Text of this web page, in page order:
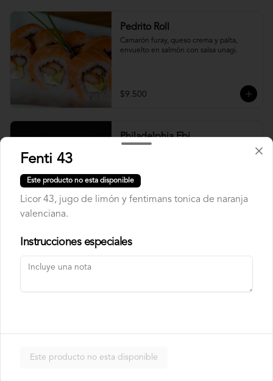
Pedrito Roll
Camarón furay, queso crema y palta,
envuelto en salmón con salsa unagi.
$9.500
Philadelphia Ebi
$7.500
Philadelphia Roll
Rainbow Roll
Fenti 43
Este producto no esta disponible
Licor 43, jugo de limón y fentimans tonica de naranja
valenciana.
Instrucciones especiales
Este producto no esta disponible